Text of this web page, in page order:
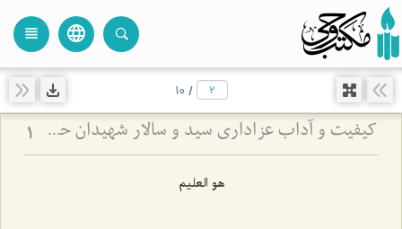
language
view_headline
/
10
کیفیت و آداب عزاداری سید و سالار شهیدان حضرت أباعبداللَه الحسین علیه السلام 1
هو العلیم